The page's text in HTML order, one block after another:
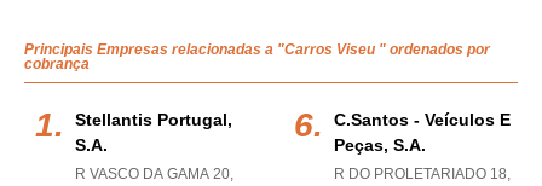
Principais Empresas relacionadas a "Carros Viseu " ordenados por
cobrança
Stellantis Portugal,
S.a.
R VASCO DA GAMA 20,
C.santos - Veículos E
Peças, S.a.
R DO PROLETARIADO 18,